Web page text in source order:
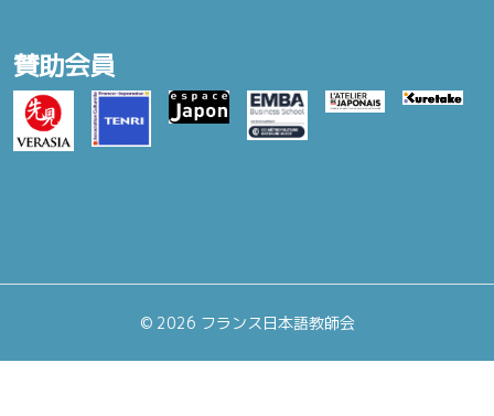
賛助会員
©2026 フランス日本語教師会